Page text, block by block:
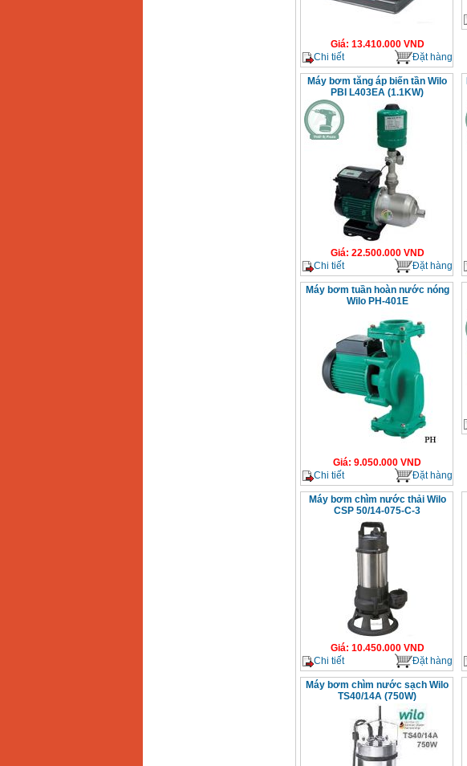
Giá: 13.410.000VND
Chi tiết
Đặt hàng
Máy bơm tăng áp biến tần Wilo
PBI L403EA (1.1KW)
Giá: 22.500.000VND
Chi tiết
Đặt hàng
Máy bơm tuần hoàn nước nóng
Wilo PH-401E
Giá: 9.050.000 VND
Chi tiết
Đặt hàng
Máy bơm chìm nước thải Wilo
CSP 50/14-075-C-3
Giá: 10.450.000VND
Chi tiết
Đặt hàng
Máy bơm chìm nước sạch Wilo
TS40/14A (750W)